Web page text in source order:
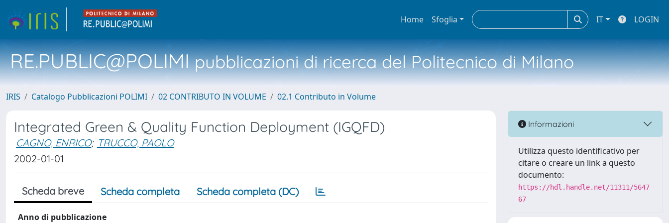
Home Sfoglia IT LOGIN
RE.PUBLIC@POLIMIpubblicazioni di ricerca del Politecnico di Milano
IRIS Catalogo Pubblicazioni POLIMI 02 CONTRIBUTO IN VOLUME 02.1 Contributo in Volume
Integrated Green & Quality Function Deployment (IGQFD)
CAGNO, ENRICO; TRUCCO, PAOLO
2002-01-01
Scheda breve Scheda completa Scheda completa (DC)
Anno di pubblicazione
Informazioni
Utilizza questo identificativo per
citare o creare un link a questo
documento:
https://hdl.handle.net/11311/5647
67